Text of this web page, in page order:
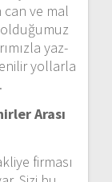
can ve mal
yaz-
yollarla
Arası
firması